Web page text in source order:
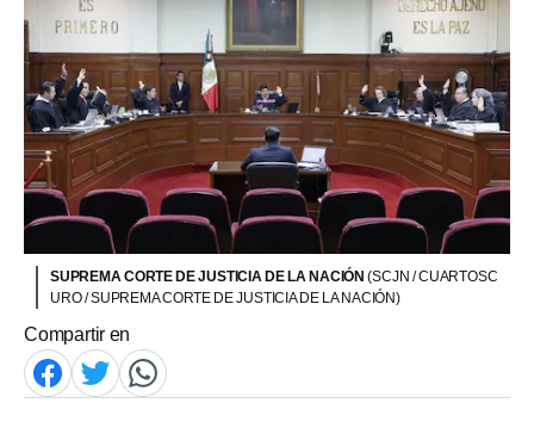
SUPREMA CORTE DE JUSTICIA DE LA NACIÓN(SCJN / CUARTOSC
URO / SUPREMA CORTE DE JUSTICIA DE LA NACIÓN)
Compartir en